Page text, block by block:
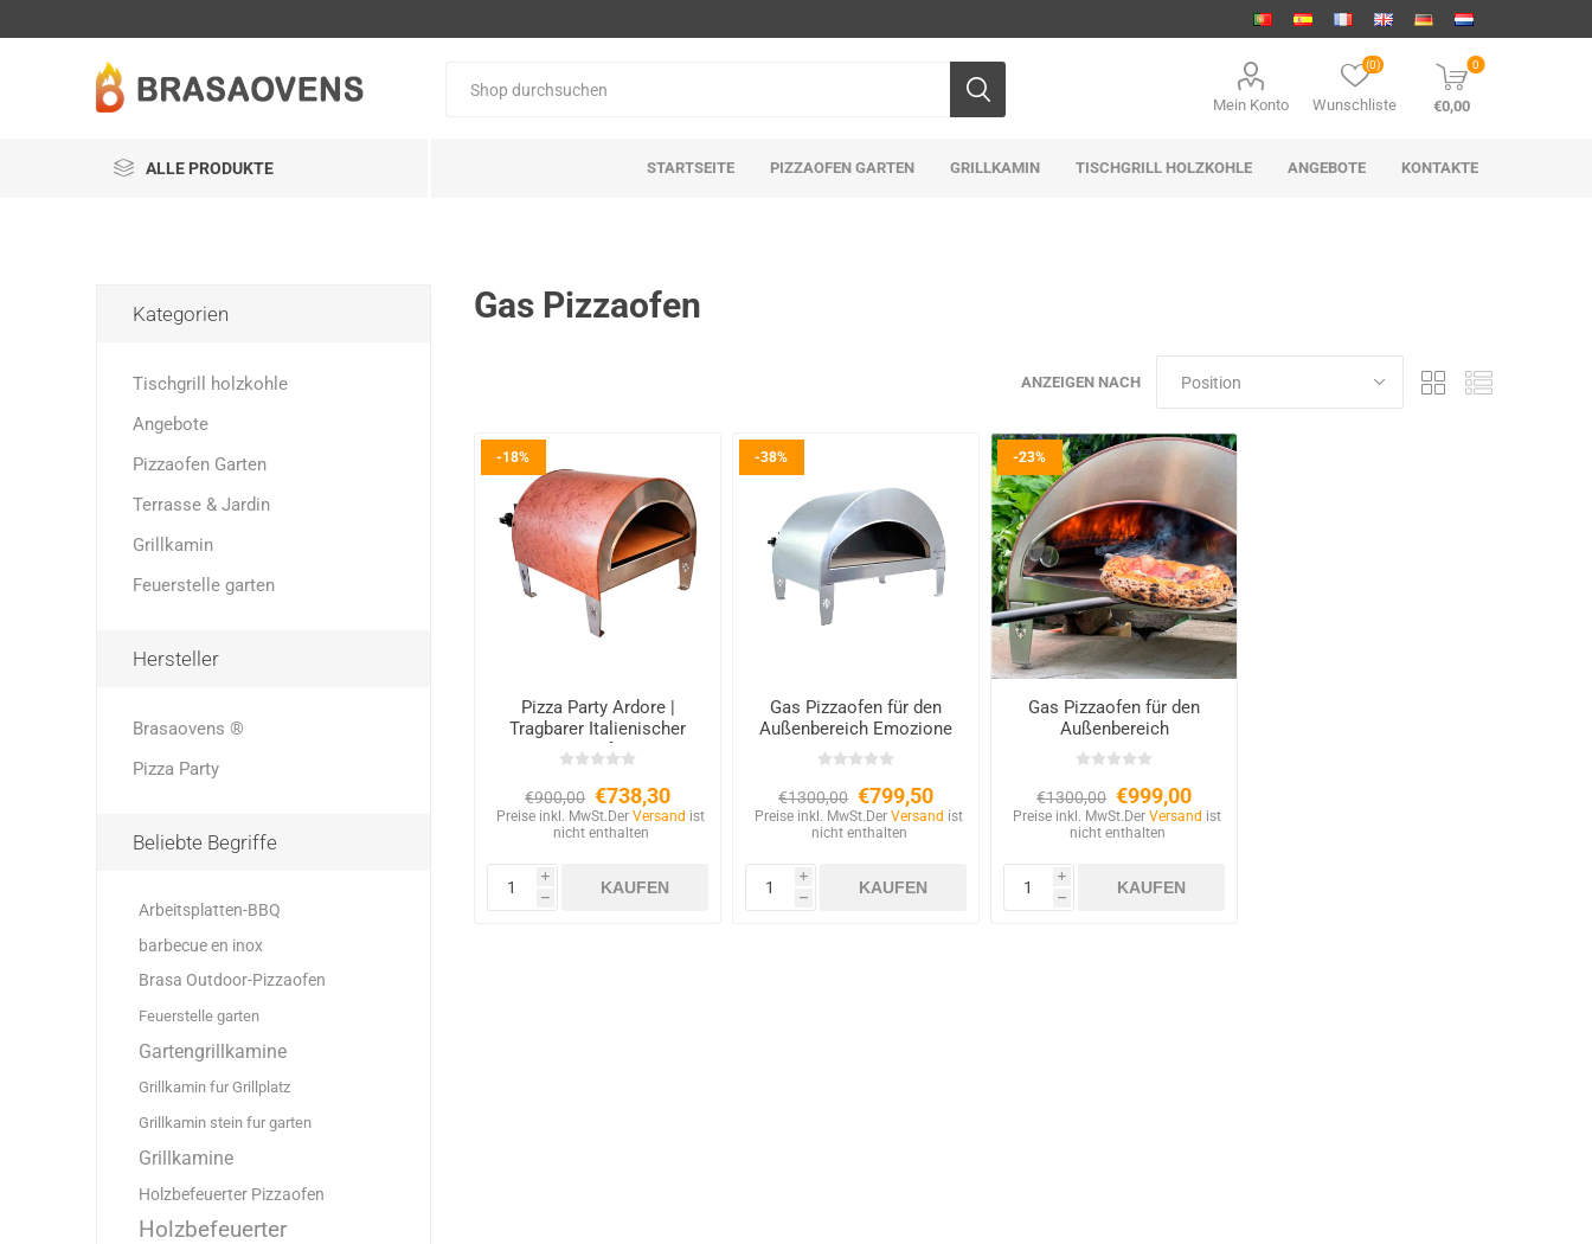
Mein Konto Wunschliste
(0) 0
€0,00
ALLE PRODUKTE STARTSEITE PIZZAOFEN GARTEN GRILLKAMIN TISCHGRILL HOLZKOHLE ANGEBOTE KONTAKTE
Gas Pizzaofen
ANZEIGEN NACH
-18%
Pizza Party Ardore |
Tragbarer Italienischer
Gasofen
€900,00 €738,30
Preise inkl. MwSt. DerVersand ist
nicht enthalten
i
h
-38%
Gas Pizzaofen für den
Außenbereich Emozione
Large 2 Pizzen – 40×70
€1300,00 €799,50
Preise inkl. MwSt. DerVersand ist
nicht enthalten
i
h
-23%
Gas Pizzaofen für den
Außenbereich
Ispirazione 60×70 cm –
€1300,00 €999,00
Preise inkl. MwSt. DerVersand ist
nicht enthalten
i
h
Kategorien
Tischgrill holzkohle
Angebote
Pizzaofen Garten
Terrasse & Jardin
Grillkamin
Feuerstelle garten
Hersteller
Brasaovens ®
Pizza Party
Beliebte Begriffe
Arbeitsplatten-BBQ
barbecue en inox
Brasa Outdoor-Pizzaofen
Feuerstelle garten
Gartengrillkamine
Grillkamin fur Grillplatz
Grillkamin stein fur garten
Grillkamine
Holzbefeuerter Pizzaofen
Holzbefeuerter